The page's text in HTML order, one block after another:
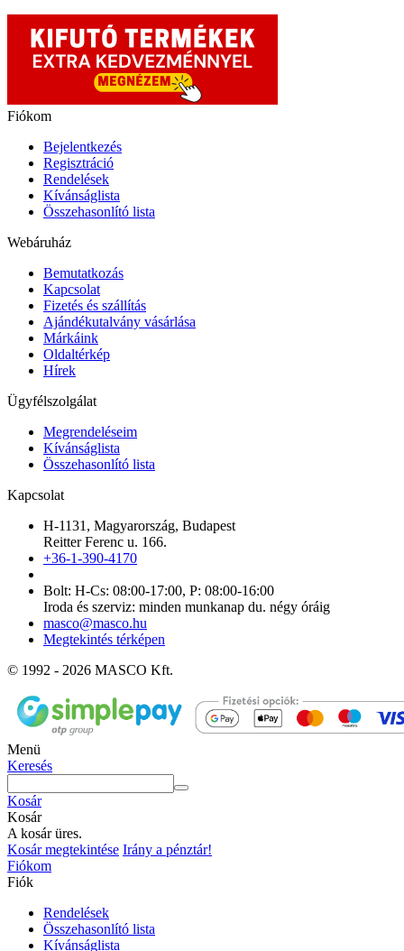
Fiókom
Bejelentkezés
Regisztráció
Rendelések
Kívánságlista
Összehasonlító lista
Webáruház
Bemutatkozás
Kapcsolat
Fizetés és szállítás
Ajándékutalvány vásárlása
Márkáink
Oldaltérkép
Hírek
Ügyfélszolgálat
Megrendeléseim
Kívánságlista
Összehasonlító lista
Kapcsolat
H-1131, Magyarország, Budapest
Reitter Ferenc u. 166.
+36-1-390-4170
Bolt: H-Cs: 08:00-17:00, P: 08:00-16:00
Iroda és szerviz: minden munkanap du. négy óráig
masco@masco.hu
Megtekintés térképen
© 1992 - 2026 MASCO Kft.
Menü
Keresés
Kosár
Kosár
A kosár üres.
Kosár megtekintése Irány a pénztár!
Fiókom
Fiók
Rendelések
Összehasonlító lista
Kívánságlista